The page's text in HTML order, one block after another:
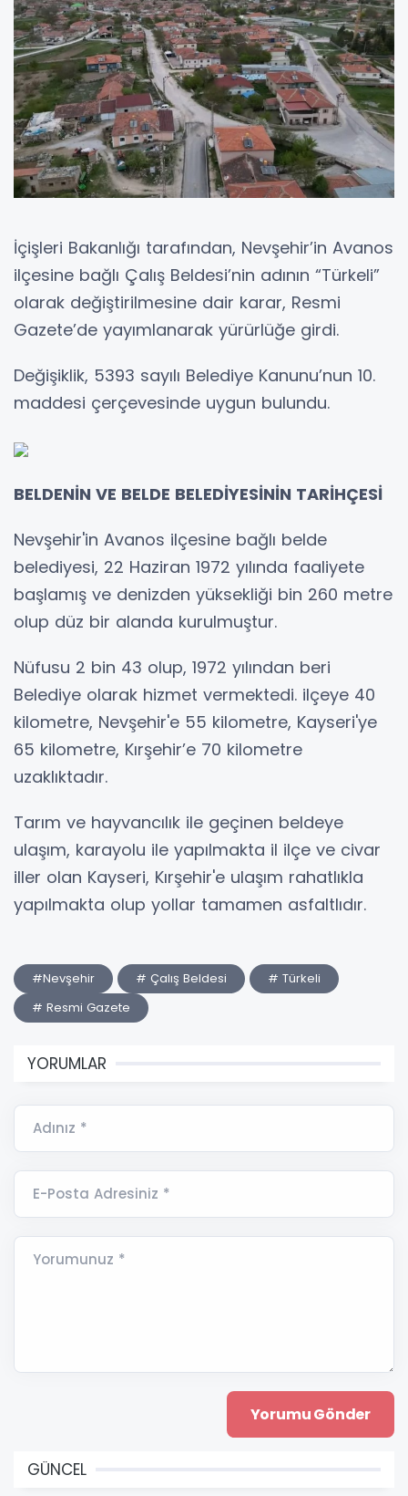
İçişleri Bakanlığı tarafından, Nevşehir’in Avanos
ilçesine bağlı Çalış Beldesi’nin adının “Türkeli”
olarak değiştirilmesine dair karar, Resmi
Gazete’de yayımlanarak yürürlüğe girdi.
Değişiklik, 5393 sayılı Belediye Kanunu’nun 10.
maddesi çerçevesinde uygun bulundu.
BELDENİN VE BELDE BELEDİYESİNİN TARİHÇESİ
Nevşehir'in Avanos ilçesine bağlı belde
belediyesi, 22 Haziran 1972 yılında faaliyete
başlamış ve denizden yüksekliği bin 260 metre
olup düz bir alanda kurulmuştur.
Nüfusu 2 bin 43 olup, 1972 yılından beri
Belediye olarak hizmet vermektedi. ilçeye 40
kilometre, Nevşehir'e 55 kilometre, Kayseri'ye
65 kilometre, Kırşehir’e 70 kilometre
uzaklıktadır.
Tarım ve hayvancılık ile geçinen beldeye
ulaşım, karayolu ile yapılmakta il ilçe ve civar
iller olan Kayseri, Kırşehir'e ulaşım rahatlıkla
yapılmakta olup yollar tamamen asfaltlıdır.
#Nevşehir # Çalış Beldesi
# Türkeli
# Resmi Gazete
YORUMLAR
Adınız *
E-Posta Adresiniz *
Yorumunuz *
GÜNCEL